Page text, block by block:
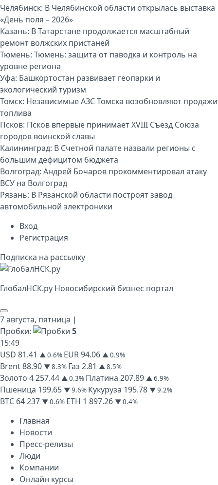
Челябинск: В Челябинской области открылась выставка
«День поля – 2026»
Казань: В Татарстане продолжается масштабный
ремонт волжских пристаней
Тюмень: Тюмень: защита от паводка и контроль на
уровне региона
Уфа: Башкортостан развивает геопарки и
экологический туризм
Томск: Независимые АЗС Томска возобновляют продажи
топлива
Псков: Псков впервые принимает XVIII Съезд Союза
городов воинской славы
Калининград: В Счетной палате назвали регионы с
большим дефицитом бюджета
Волгоград: Андрей Бочаров прокомментировал атаку
ВСУ на Волгоград
Рязань: В Рязанской области построят завод
автомобильной электроники
Вход
Регистрация
Подписка на рассылку
ГлобалНСК.py Новосибирский бизнес портал
7 августа, пятница |
Пробки:
5
15:49
USD 81.41 ▲ 0.6% EUR94.06 ▲ 0.9%
Brent88.90 ▼ 8.3% Газ 2.81 ▲ 8.5%
Золото 4 257.44 ▲ 0.3% Платина 207.89 ▲ 6.9%
Пшеница 199.65 ▼ 9.6% Кукуруза 195.78 ▼ 9.2%
BTC 64 237 ▼ 0.6% ETH 1 897.26 ▼ 0.4%
Главная
Новости
Пресс-релизы
Люди
Компании
Онлайн курсы